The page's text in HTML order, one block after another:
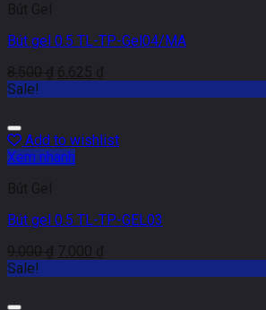
Bút Gel
Bút gel 0.5 TL-TP-Gel04/MA
8.500₫ 6.625 ₫
Sale!
Add to wishlist
Xem nhanh
Bút Gel
Bút gel 0.5 TL-TP-GEL03
9.000₫ 7.000 ₫
Sale!